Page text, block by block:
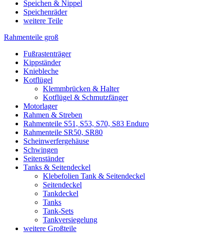
Speichen & Nippel
Speichenräder
weitere Teile
Rahmenteile groß
Fußrastenträger
Kippständer
Kniebleche
Kotflügel
Klemmbrücken & Halter
Kotflügel & Schmutzfänger
Motorlager
Rahmen & Streben
Rahmenteile S51, S53, S70, S83 Enduro
Rahmenteile SR50, SR80
Scheinwerfergehäuse
Schwingen
Seitenständer
Tanks & Seitendeckel
Klebefolien Tank & Seitendeckel
Seitendeckel
Tankdeckel
Tanks
Tank-Sets
Tankversiegelung
weitere Großteile